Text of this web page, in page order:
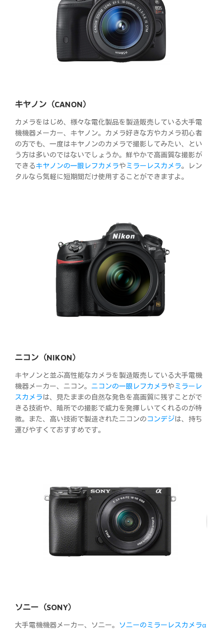
キヤノン（CANON）
カメラをはじめ、様々な電化製品を製造販売している大手電
機機器メーカー、キヤノン。カメラ好きな方やカメラ初心者
の方でも、一度はキヤノンのカメラで撮影してみたい、とい
う方は多いのではないでしょうか。鮮やかで高画質な撮影が
できるキヤノンの一眼レフカメラやミラーレスカメラ。レン
タルなら気軽に短期間だけ使用することができますよ。
ニコン（NIKON）
キヤノンと並ぶ高性能なカメラを製造販売している大手電機
機器メーカー、ニコン。 ニコンの一眼レフカメラやミラーレ
スカメラは、見たままの自然な発色を高画質に残すことがで
きる技術や、暗所での撮影で威力を発揮しいてくれるのが特
徴。また、高い技術で製造されたニコンのコンデジは、持ち
運びやすくておすすめです。
ソニー（SONY）
大手電機機器メーカー、ソニー。 ソニーのミラーレスカメラα